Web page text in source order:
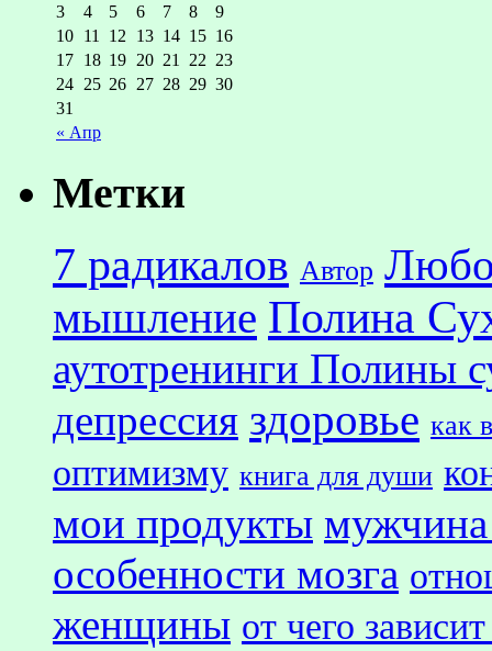
« Апр
3
4 5 6 7 8
9
10 11 12 13 14 15 16
17 18 19 20 21 22 23
24 25 26 27 28 29 30
31
Метки
7 радикалов Автор
мышление Полина
аутотренинги Полины
депрессия здоровье как
оптимизму книга для души
мои продукты
особенности мозга
женщины от чего